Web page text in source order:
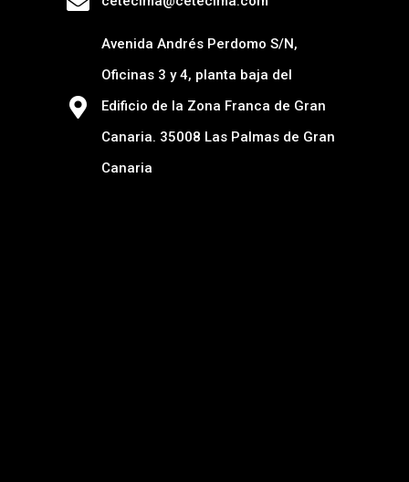
Avenida Andrés Perdomo S/N,
Oficinas 3 y 4, planta baja del
Edificio de la Zona Franca de Gran
Canaria. 35008 Las Palmas de Gran
Canaria